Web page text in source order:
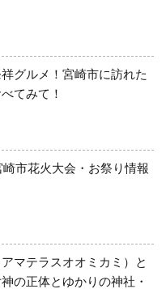
グルメ！宮崎市に訪れた
てみて！
崎市花火大会・お祭り情報
マテラスオオミカミ）と
の正体とゆかりの神社・